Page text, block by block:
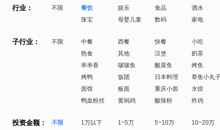
行业： 不限 餐饮 娱乐 食品
酒水
珠宝
母婴儿童 数码 家电
子行业： 不限 中餐 西餐 快餐
小吃
熟食
其他 汉堡
奶茶
串串香
啵啵鱼 酸菜鱼
烤鱼
烤鸭
饭团 日本料理
章鱼小丸
面馆
板面 重庆小面
水饺
鸭血粉丝
黄焖鸡 酸辣粉 炸鸡
投资金额： 不限 1万以下 1~5万 5~10万 10~20万